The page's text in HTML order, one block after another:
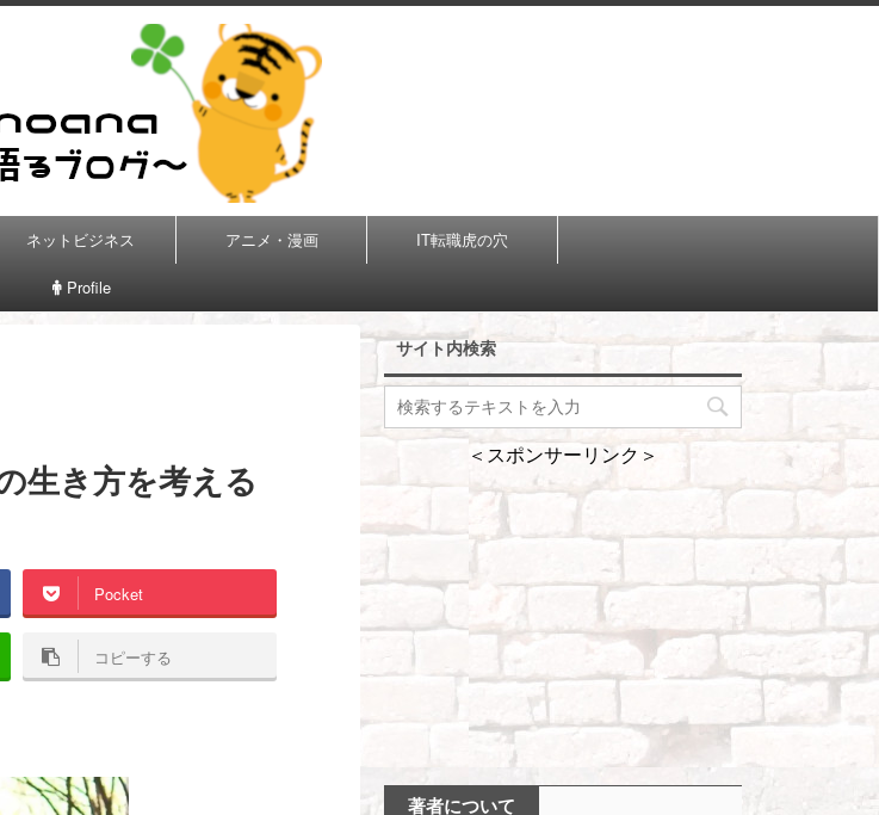
ネットビジネス アニメ・漫画 IT転職虎の穴
Profile
生き方を考える
Pocket
コピーする
サイト内検索
＜スポンサーリンク＞
著者について